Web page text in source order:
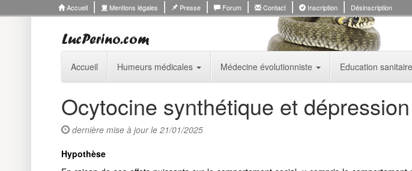
Accueil Mentions légales Presse Forum Contact Inscription Désinscription
Accueil Humeurs médicales Médecine évolutionniste Education sanitaire
Ocytocine synthétique et
dernière mise à jour le 21/01/2025
Hypothèse